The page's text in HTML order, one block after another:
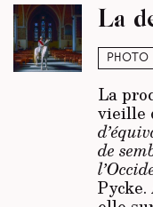
Photo
La
La
vieille
de